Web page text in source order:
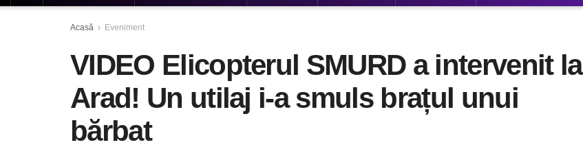
Acasă Eveniment
VIDEO Elicopterul SMURD a intervenit la
Arad! Un utilaj i-a smuls brațul unui
bărbat